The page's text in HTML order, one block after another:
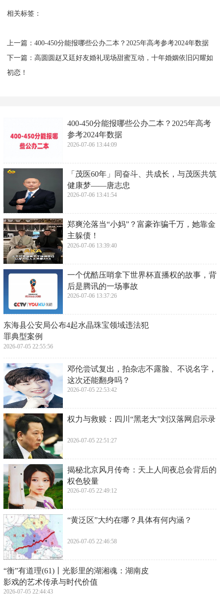
相关标签：
上一篇： ​400-450分能报哪些公办二本？2025年高考参考2024年数据
下一篇： ​高圆圆赵又廷好友婚礼现场甜蜜互动，十年婚姻依旧闪耀如
初恋！
​400-450分能报哪些公办二本？2025年高考
参考2024年数据
2026-07-06 13:44:09
​「茂医60年」同奋斗、共成长，与茂医共筑
健康梦——唐志忠
2026-07-06 13:41:54
郑爽沦落当“小妈”？富豪诈骗千万，她靠金
主躲债！
2026-07-06 13:39:40
​一个优酷压哨拿下世界杯直播权的故事，背
后是腾讯的一场事故
2026-07-06 13:37:26
​东海县公安局公布4起水晶珠宝领域违法犯
罪典型案例
2026-07-05 22:55:56
​邓伦尝试复出，拍杂志不露脸、不说名字，
这次还能翻身吗？
2026-07-05 22:53:42
​权力与救赎：四川“黑老大”刘汉落网启示录
2026-07-05 22:51:27
​揭秘北京风月传奇：天上人间夜总会背后的
权色较量
2026-07-05 22:49:12
​“黄泛区”大约在哪？具体有何内涵？
2026-07-05 22:46:58
​“衡”有道理(61)丨光影里的湖湘魂：湖南皮
影戏的艺术传承与时代价值
2026-07-05 22:44:43